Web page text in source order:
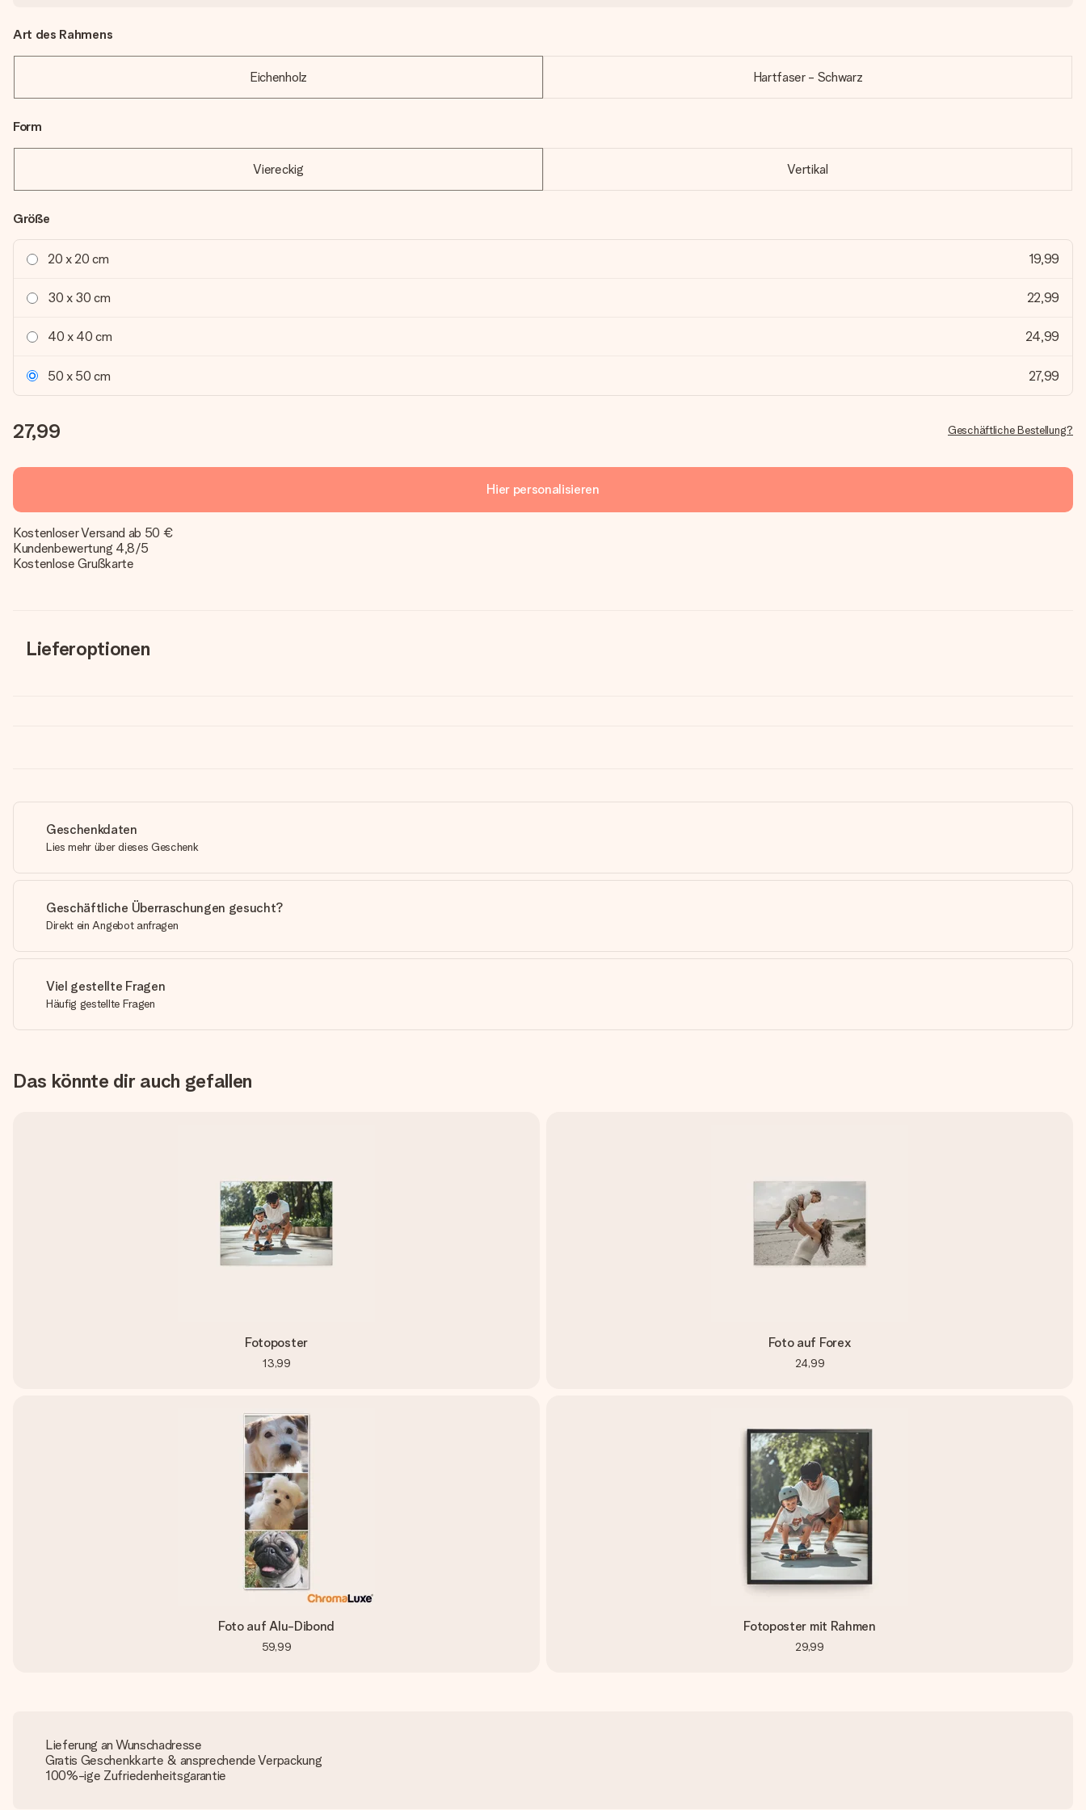
Art des Rahmens
Eichenholz Hartfaser - Schwarz
Form
Viereckig Vertikal
Größe
20 x 20 cm 19,99
30 x 30 cm 22,99
40 x 40 cm 24,99
50 x 50 cm 27,99
27,99 Geschäftliche Bestellung?
Hier personalisieren
Kostenloser Versand ab 50 €
Kundenbewertung 4,8/5
Kostenlose Grußkarte
Lieferoptionen
Geschenkdaten
Lies mehr über dieses Geschenk
Geschäftliche Überraschungen gesucht?
Direkt ein Angebot anfragen
Viel gestellte Fragen
Häufig gestellte Fragen
Das könnte dir auch gefallen
Fotoposter
13,99
Foto auf Forex
24,99
Foto auf Alu-Dibond
59,99
Fotoposter mit Rahmen
29,99
Lieferung an Wunschadresse
Gratis Geschenkkarte & ansprechende Verpackung
100%-ige Zufriedenheitsgarantie